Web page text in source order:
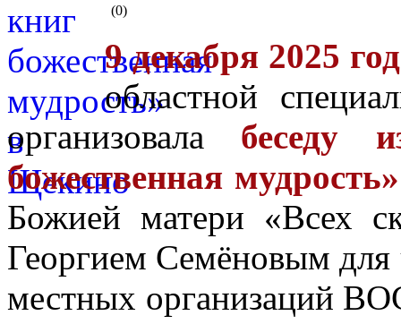
(0)
9 декабря 2025
областной
организовала беседу
божественная мудрость»
Божией матери «Всех
Георгием Семёновым
местных организаций